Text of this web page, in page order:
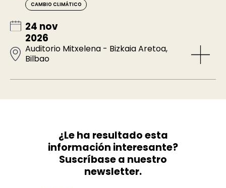
CAMBIO CLIMÁTICO
24 nov
2026
Auditorio Mitxelena - Bizkaia Aretoa,
Bilbao
¿Le ha resultado esta
información interesante?
Suscríbase a nuestro
newsletter.